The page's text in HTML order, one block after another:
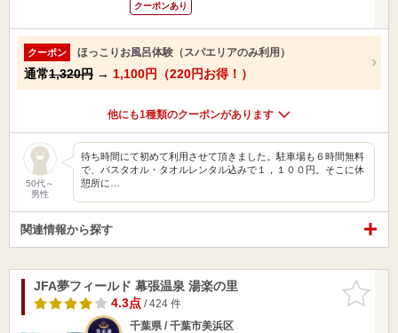
クーポンあり
クーポン ほっこりお風呂体験（スパエリアのみ利用）
通常1,320円 → 1,100円（220円お得！）
他にも1種類のクーポンがあります
50代～
男性
待ち時間にて初めて利用させて頂きました。駐車場も６時間無料
で、バスタオル・タオルレンタル込みで１，１００円。そこに休
憩所に…
関連情報から探す
お気に入
りに追加
JFA夢フィールド 幕張温泉 湯楽の里
4.3点/ 424 件
千葉県 / 千葉市美浜区